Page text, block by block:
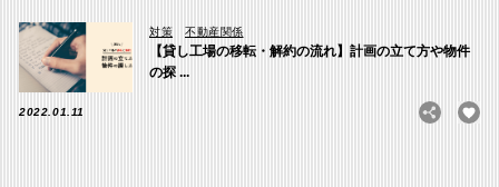
対策 不動産関係
【貸し工場の移転・解約の流れ】計画の立て方や物件
の探 ...
2022.01.11